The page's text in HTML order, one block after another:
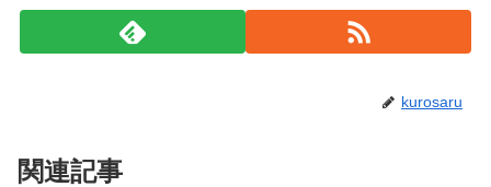
kurosaru
関連記事